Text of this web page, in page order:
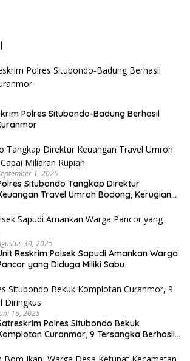
Polres Situbondo-Badung Berhasil
1, 2025
Situbondo Tangkap Direktur
Travel Umroh Bodong, Kerugian
30, 2025
Reskrim Polsek Sapudi Amankan Warga
yang Diduga Miliki Sabu
16, 2025
Polres Situbondo Bekuk
Curanmor, 9 Tersangka Berhasil